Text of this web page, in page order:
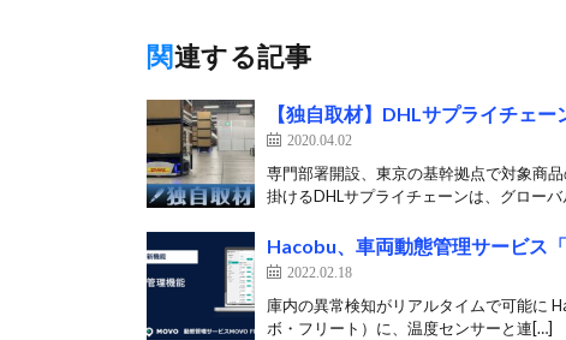
関連する記事
【独自取材】DHLサプライチェ
2020.04.02
専門部署開設、東京の基幹拠点で対象商
掛けるDHLサプライチェーンは、グロー
Hacobu、車両動態管理サービス
2022.02.18
庫内の異常検知がリアルタイムで可能に
ボ・フリート）に、温度センサーと連[…]